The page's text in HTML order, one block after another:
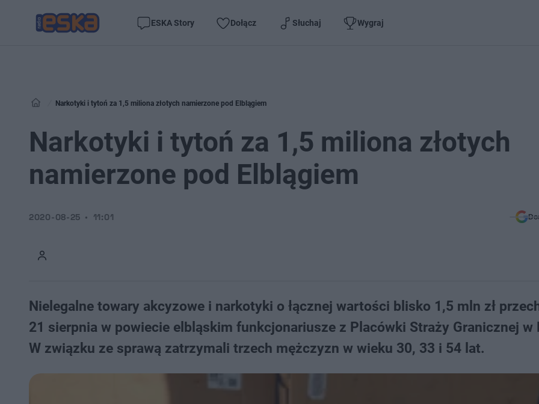
ESKA Story Dołącz Słuchaj Wygraj
Narkotyki i tytoń za 1,5 miliona złotych namierzone pod Elblągiem
Narkotyki i tytoń za 1,5 miliona złotych
namierzone pod Elblągiem
2020-08-25 11:01
Nielegalne towary akcyzowe i narkotyki o łącznej wartości blisko 1,5 mln zł
21 sierpnia w powiecie elbląskim funkcjonariusze z Placówki Straży Granicznej w
W związku ze sprawą zatrzymali trzech mężczyzn w wieku 30, 33 i 54 lat.